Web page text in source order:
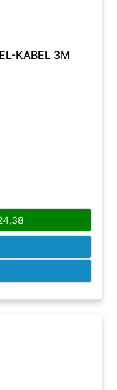
KABEL 3M